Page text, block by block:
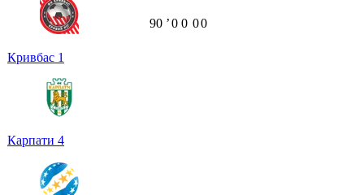
Кривбас 1
Карпати 4
90 ʼ0 0 00